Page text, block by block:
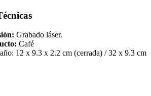
Grabado láser.
Café
12 x 9.3 x 2.2 cm (cerrada) / 32 x 9.3 cm